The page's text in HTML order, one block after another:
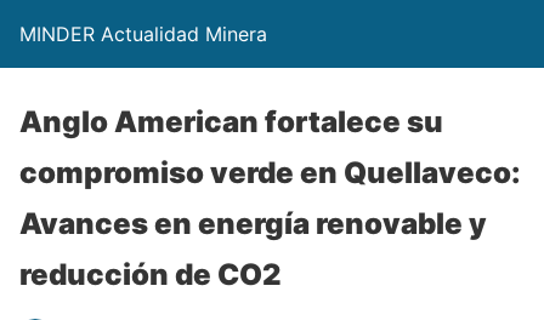
MINDER Actualidad Minera
Anglo American fortalece su
compromiso verde en Quellaveco:
Avances en energía renovable y
reducción de CO2